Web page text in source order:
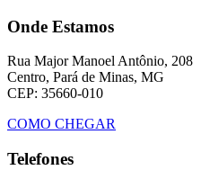
Onde Estamos
Rua Major Manoel Antônio, 208
Centro, Pará de Minas, MG
CEP: 35660-010
COMO CHEGAR
Telefones